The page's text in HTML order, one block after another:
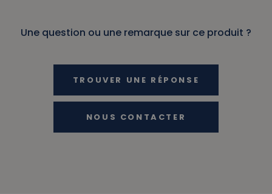
Une question ou une remarque sur ce produit ?
TROUVER UNE RÉPONSE
NOUS CONTACTER